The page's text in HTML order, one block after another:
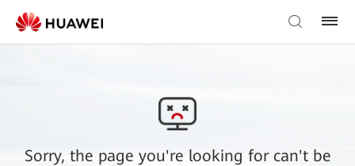
Sorry, the page you're looking for can't be